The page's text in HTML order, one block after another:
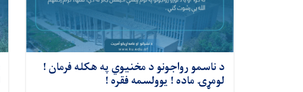
د ناسمو رواجونو د مخنیوي په هکله فرمان !
لومړۍ ماده ! یوولسمه فقره !